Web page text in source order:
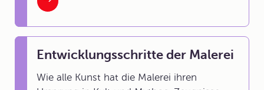
Entwicklungsschritte der Malerei
Wie alle Kunst hat die Malerei ihren